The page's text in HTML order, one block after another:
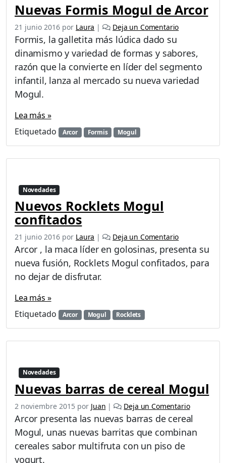
Nuevas Formis Mogul de Arcor
21 junio 2016 por Laura | Deja un Comentario
Formis, la galletita más lúdica dado su
dinamismo y variedad de formas y sabores,
razón que la convierte en líder del segmento
infantil, lanza al mercado su nueva variedad
Mogul.
Lea más »
Etiquetado
Arcor Formis Mogul
Novedades
Nuevos Rocklets Mogul
confitados
21 junio 2016 por Laura | Deja un Comentario
Arcor , la maca líder en golosinas, presenta su
nueva fusión, Rocklets Mogul confitados, para
no dejar de disfrutar.
Lea más »
Etiquetado
Arcor Mogul Rocklets
Novedades
Nuevas barras de cereal Mogul
2 noviembre 2015 por Juan | Deja un Comentario
Arcor presenta las nuevas barras de cereal
Mogul, unas nuevas barritas que combinan
cereales sabor multifruta con un piso de
yogurt.